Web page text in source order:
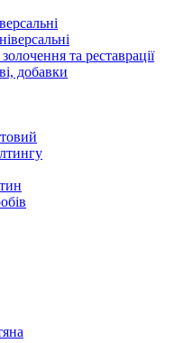
та реставрації
добавки